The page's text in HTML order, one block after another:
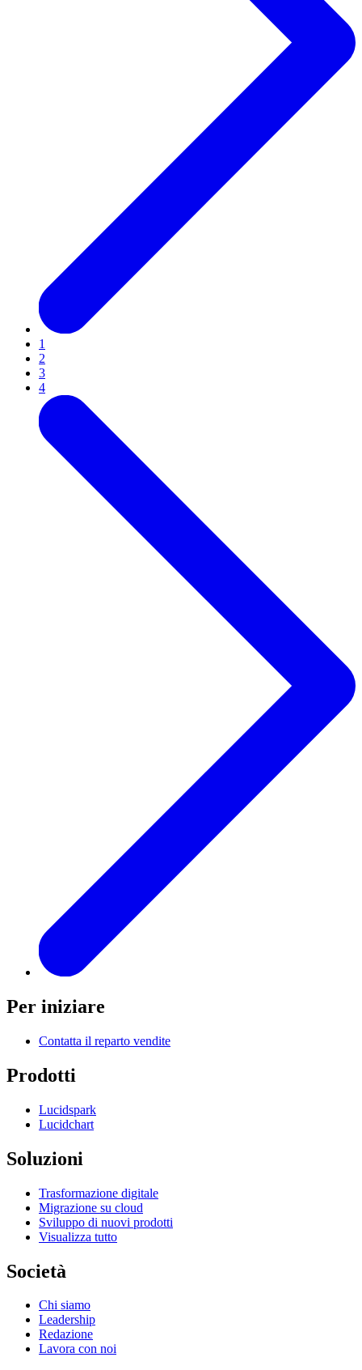
1
2
3
4
Per iniziare
Contatta il reparto vendite
Prodotti
Lucidspark
Lucidchart
Soluzioni
Trasformazione digitale
Migrazione su cloud
Sviluppo di nuovi prodotti
Visualizza tutto
Società
Chi siamo
Leadership
Redazione
Lavora con noi